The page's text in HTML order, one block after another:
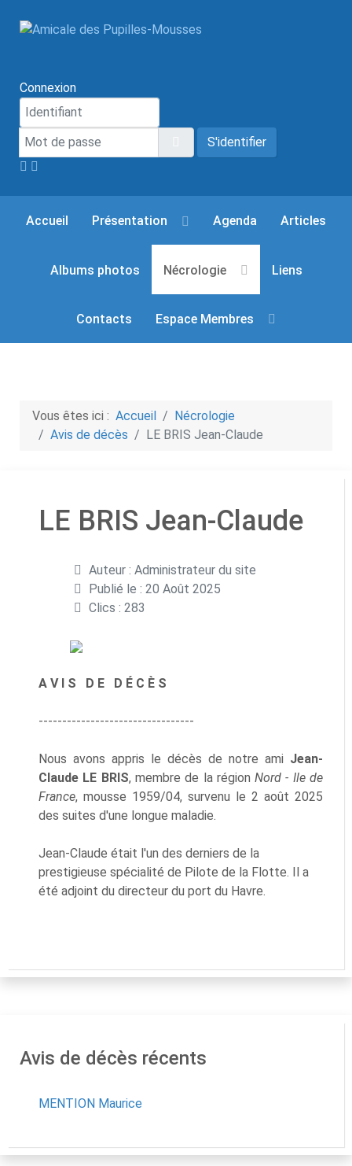
Connexion
Mot de passe Afficher le mot de passe
S'identifier
Accueil Présentation Agenda Articles
Albums photos Nécrologie Liens
Contacts Espace Membres
Vous êtes ici : Accueil
Nécrologie
Avis de décès
LE BRIS Jean-Claude
LE BRIS Jean-Claude
Détails Auteur : Administrateur du site
Publié le : 20 Août 2025
Clics : 283
A V I S D E D É C È S
---------------------------------
Nous avons appris le décès de notre ami Jean-
Claude LE BRIS, membre de la régionNord - Ile de
France, mousse 1959/04, survenu le 2 août 2025
des suites d'une longue maladie.
Jean-Claude était l'un des derniers de la
prestigieuse spécialité de Pilote de la Flotte. Il a
été adjoint du directeur du port du Havre.
Avis de décès récents
MENTION Maurice